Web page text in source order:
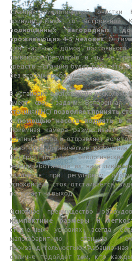
Станция биологической
принудительная со
полноценных загородных
проживающих 4-5 человек.
для частных домов постоянного
сливаются регулярно и вы не
средств – станция будет работать
без особых проблем.
В установке расположено
имеет свои задачи. Встроенная
станция(КНС)позволяет принять
с помощью насоса поднять в
Приемная камера размешивает
крупный мусор и отправляет во
Аэротенке органические
быстро поедает биологические
непереработанный ил
удаляется при регулярном
успокоителе сток отстаивается,
поступает на выход.
Основное преимущество
компактные размеры и
стесненных условиях всегда
малогабаритную станцию
производительностью.
отлично подойдет тем, кто